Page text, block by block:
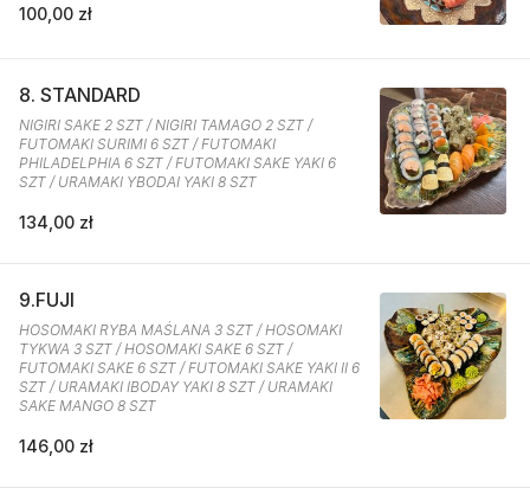
100,00 zł
8. STANDARD
NIGIRI SAKE 2 SZT / NIGIRI TAMAGO 2 SZT /
FUTOMAKI SURIMI 6 SZT / FUTOMAKI
PHILADELPHIA 6 SZT / FUTOMAKI SAKE YAKI 6
SZT / URAMAKI YBODAI YAKI 8 SZT
134,00 zł
9.FUJI
HOSOMAKI RYBA MAŚLANA 3 SZT / HOSOMAKI
TYKWA 3 SZT / HOSOMAKI SAKE 6 SZT /
FUTOMAKI SAKE 6 SZT / FUTOMAKI SAKE YAKI II 6
SZT / URAMAKI IBODAY YAKI 8 SZT / URAMAKI
SAKE MANGO 8 SZT
146,00 zł